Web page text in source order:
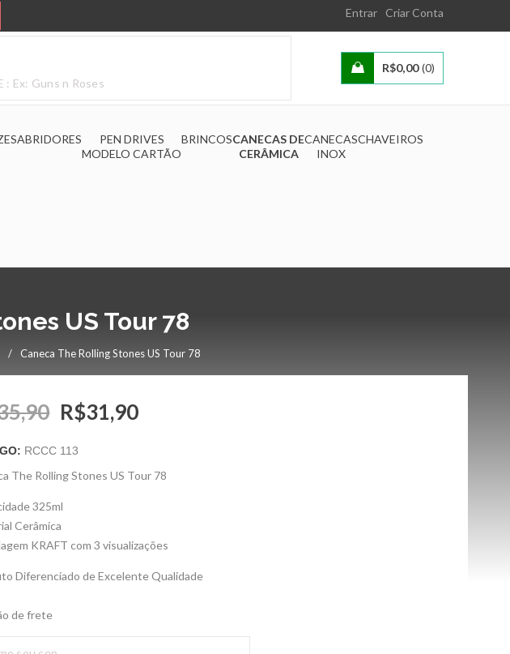
Entrar Criar Conta
R$0,00 0
ABRIDORES
PEN DRIVES
MODELO CARTÃO
BRINCOSCANECAS DE
CERÂMICA
CANECAS
INOX
CHAVEIROS
US Tour 78
/ Caneca The Rolling Stones US Tour 78
R$31,90
RCCC 113
The Rolling Stones US Tour 78
325ml
Cerâmica
KRAFT com 3 visualizações
Diferenciado de Excelente Qualidade
de frete